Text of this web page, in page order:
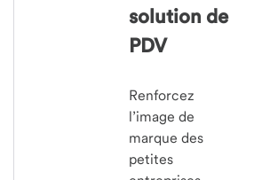
solution de
PDV
Renforcez
l’image de
marque des
petites